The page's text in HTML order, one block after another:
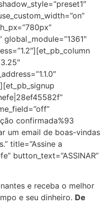
confirmada%93
um email de boas-vindas
title=”Assine a
button_text=”ASSINAR”
e receba o melhor
e seu dinheiro. De